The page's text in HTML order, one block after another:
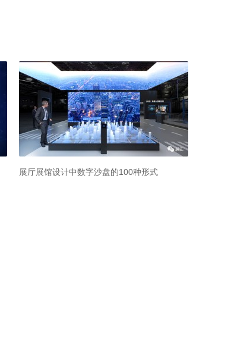
广州白云机场首推体验空间，鸿合光影时空隧
“MoCA动漫美学双年展史努比70周年”遇见笑